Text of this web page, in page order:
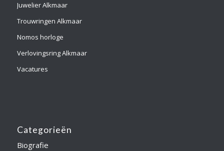
Juwelier Alkmaar
Trouwringen Alkmaar
Nomos horloge
Verlovingsring Alkmaar
Vacatures
Categorieën
Biografie